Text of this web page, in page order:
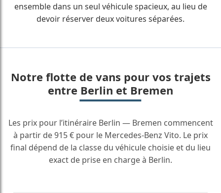
ensemble dans un seul véhicule spacieux, au lieu de
devoir réserver deux voitures séparées.
Notre flotte de vans pour vos trajets
entre Berlin et Bremen
Les prix pour l’itinéraire Berlin — Bremen commencent
à partir de 915 € pour le Mercedes-Benz Vito. Le prix
final dépend de la classe du véhicule choisie et du lieu
exact de prise en charge à Berlin.